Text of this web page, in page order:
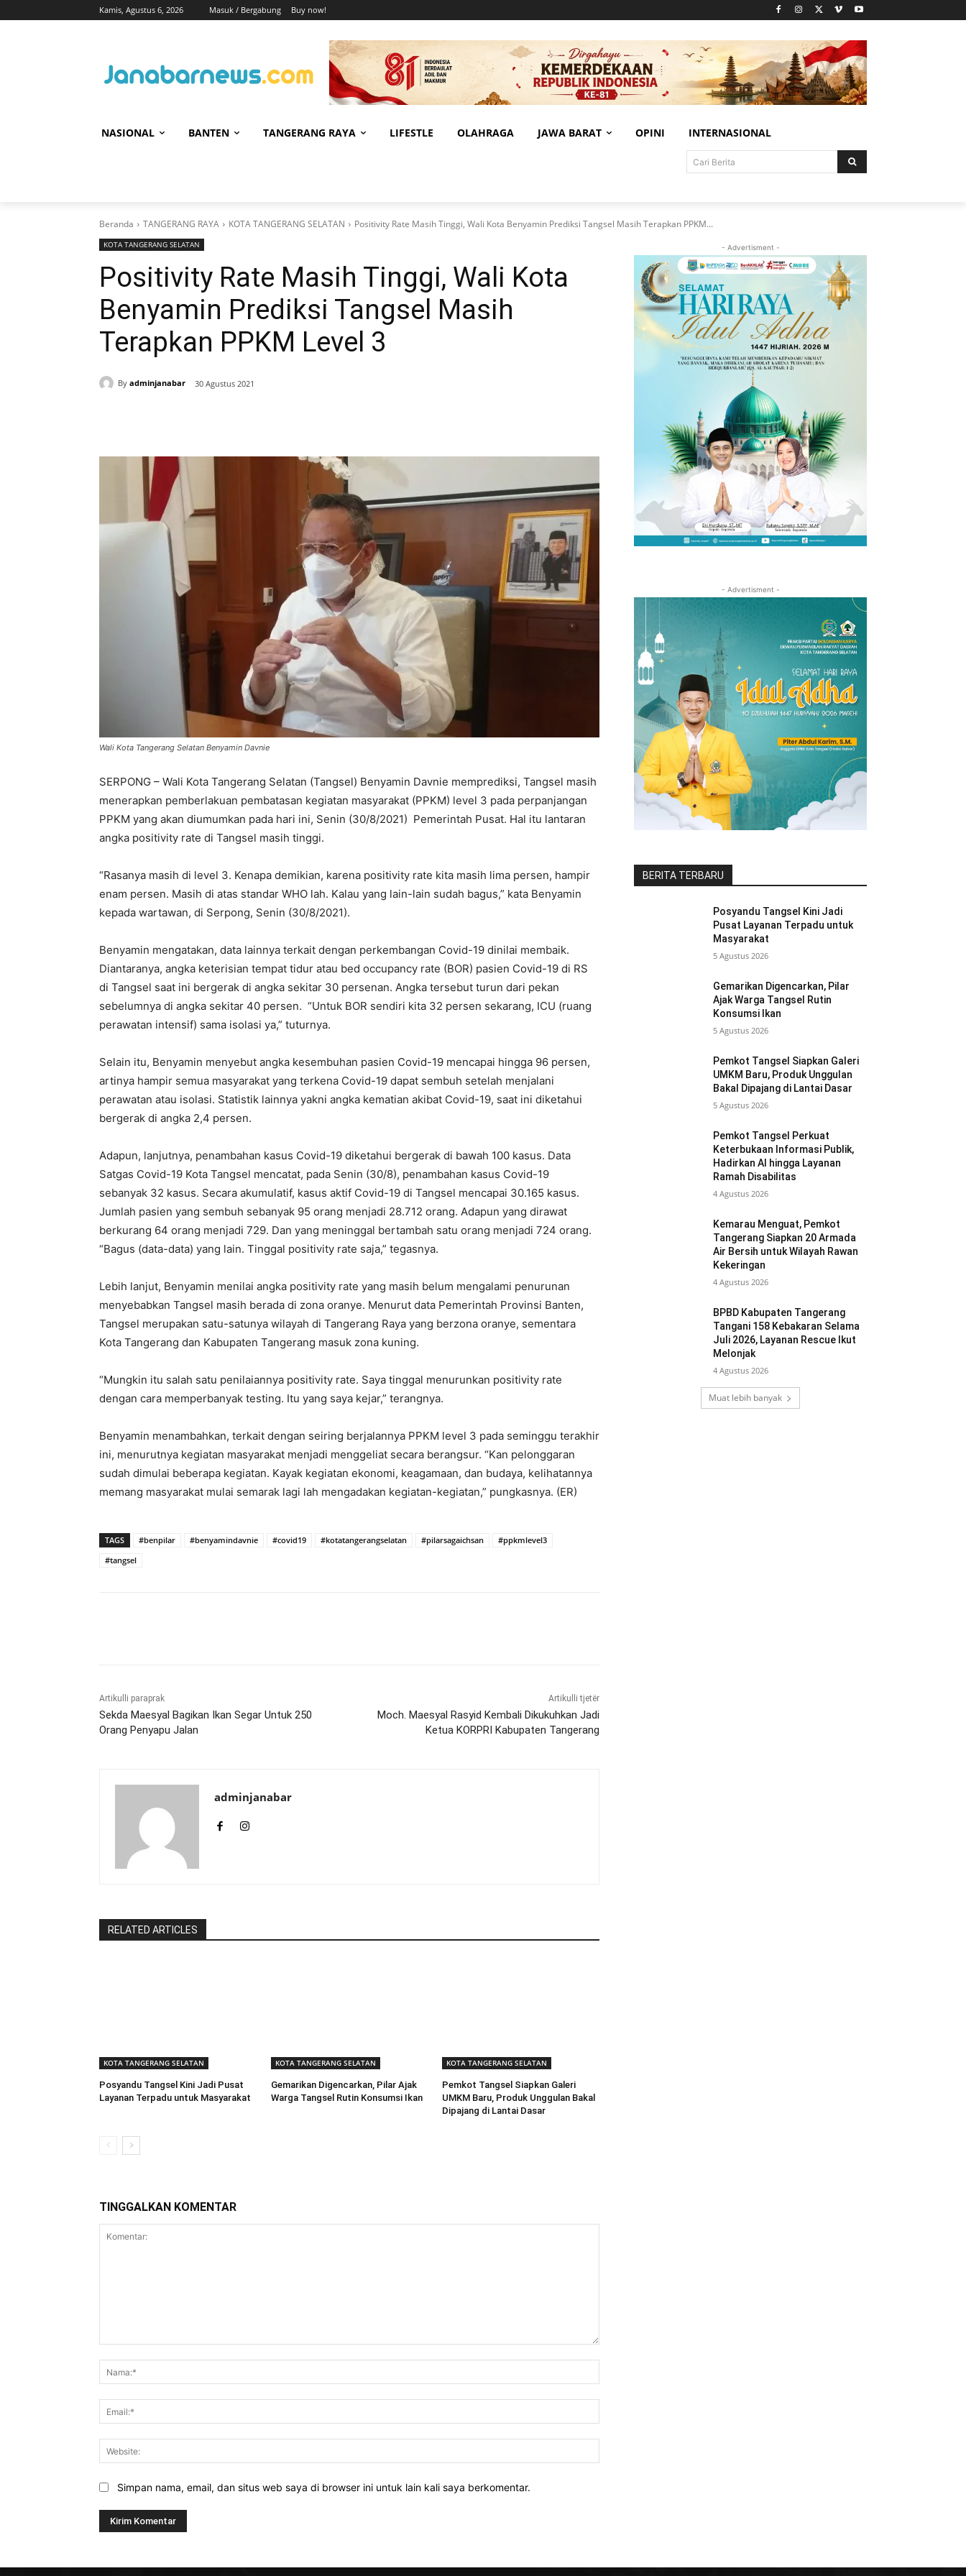
Kamis, Agustus 6, 2026 Masuk / Bergabung Buy now!
NASIONAL BANTEN TANGERANG RAYA LIFESTLE OLAHRAGA JAWA BARAT OPINI INTERNASIONAL
Cari Berita
Beranda TANGERANG RAYA KOTA TANGERANG SELATAN Positivity Rate Masih Tinggi, Wali Kota Benyamin Prediksi Tangsel Masih Terapkan PPKM...
KOTA TANGERANG SELATAN
Positivity Rate Masih Tinggi, Wali Kota
Benyamin Prediksi Tangsel Masih
Terapkan PPKM Level 3
By adminjanabar 30 Agustus 2021
Wali Kota Tangerang Selatan Benyamin Davnie
SERPONG – Wali Kota Tangerang Selatan (Tangsel) Benyamin Davnie memprediksi, Tangsel masih
menerapkan pemberlakuan pembatasan kegiatan masyarakat (PPKM) level 3 pada perpanjangan
PPKM yang akan diumumkan pada hari ini, Senin (30/8/2021) Pemerintah Pusat. Hal itu lantaran
angka positivity rate di Tangsel masih tinggi.
“Rasanya masih di level 3. Kenapa demikian, karena positivity rate kita masih lima persen, hampir
enam persen. Masih di atas standar WHO lah. Kalau yang lain-lain sudah bagus,” kata Benyamin
kepada wartawan, di Serpong, Senin (30/8/2021).
Benyamin mengatakan, data lainnya terkait dengan perkembangan Covid-19 dinilai membaik.
Diantaranya, angka keterisian tempat tidur atau bed occupancy rate (BOR) pasien Covid-19 di RS
di Tangsel saat ini bergerak di angka sekitar 30 persenan. Angka tersebut turun dari pekan
sebelumnya di angka sekitar 40 persen. “Untuk BOR sendiri kita 32 persen sekarang, ICU (ruang
perawatan intensif) sama isolasi ya,” tuturnya.
Selain itu, Benyamin menyebut angka kesembuhan pasien Covid-19 mencapai hingga 96 persen,
artinya hampir semua masyarakat yang terkena Covid-19 dapat sembuh setelah menjalani
perawatan atau isolasi. Statistik lainnya yakni angka kematian akibat Covid-19, saat ini diketahui
bergerak di angka 2,4 persen.
Adapun, lanjutnya, penambahan kasus Covid-19 diketahui bergerak di bawah 100 kasus. Data
Satgas Covid-19 Kota Tangsel mencatat, pada Senin (30/8), penambahan kasus Covid-19
sebanyak 32 kasus. Secara akumulatif, kasus aktif Covid-19 di Tangsel mencapai 30.165 kasus.
Jumlah pasien yang sembuh sebanyak 95 orang menjadi 28.712 orang. Adapun yang dirawat
berkurang 64 orang menjadi 729. Dan yang meninggal bertambah satu orang menjadi 724 orang.
“Bagus (data-data) yang lain. Tinggal positivity rate saja,” tegasnya.
Lebih lanjut, Benyamin menilai angka positivity rate yang masih belum mengalami penurunan
menyebabkan Tangsel masih berada di zona oranye. Menurut data Pemerintah Provinsi Banten,
Tangsel merupakan satu-satunya wilayah di Tangerang Raya yang berzona oranye, sementara
Kota Tangerang dan Kabupaten Tangerang masuk zona kuning.
“Mungkin itu salah satu penilaiannya positivity rate. Saya tinggal menurunkan positivity rate
dengan cara memperbanyak testing. Itu yang saya kejar,” terangnya.
Benyamin menambahkan, terkait dengan seiring berjalannya PPKM level 3 pada seminggu terakhir
ini, menurutnya kegiatan masyarakat menjadi menggeliat secara berangsur. “Kan pelonggaran
sudah dimulai beberapa kegiatan. Kayak kegiatan ekonomi, keagamaan, dan budaya, kelihatannya
memang masyarakat mulai semarak lagi lah mengadakan kegiatan-kegiatan,” pungkasnya. (ER)
TAGS #benpilar #benyamindavnie #covid19 #kotatangerangselatan #pilarsagaichsan
#ppkmlevel3
#tangsel
Artikulli paraprak
Sekda Maesyal Bagikan Ikan Segar Untuk 250
Orang Penyapu Jalan
Artikulli tjetër
Moch. Maesyal Rasyid Kembali Dikukuhkan Jadi
Ketua KORPRI Kabupaten Tangerang
adminjanabar
RELATED ARTICLES
KOTA TANGERANG SELATAN
Posyandu Tangsel Kini Jadi Pusat
Layanan Terpadu untuk Masyarakat
KOTA TANGERANG SELATAN
Gemarikan Digencarkan, Pilar Ajak
Warga Tangsel Rutin Konsumsi Ikan
KOTA TANGERANG SELATAN
Pemkot Tangsel Siapkan Galeri
UMKM Baru, Produk Unggulan Bakal
Dipajang di Lantai Dasar
TINGGALKAN KOMENTAR
Simpan nama, email, dan situs web saya di browser ini untuk lain kali saya berkomentar.
- Advertisment -
- Advertisment -
BERITA TERBARU
Posyandu Tangsel Kini Jadi
Pusat Layanan Terpadu untuk
Masyarakat
5 Agustus 2026
Gemarikan Digencarkan, Pilar
Ajak Warga Tangsel Rutin
Konsumsi Ikan
5 Agustus 2026
Pemkot Tangsel Siapkan Galeri
UMKM Baru, Produk Unggulan
Bakal Dipajang di Lantai Dasar
5 Agustus 2026
Pemkot Tangsel Perkuat
Keterbukaan Informasi Publik,
Hadirkan AI hingga Layanan
Ramah Disabilitas
4 Agustus 2026
Kemarau Menguat, Pemkot
Tangerang Siapkan 20 Armada
Air Bersih untuk Wilayah Rawan
Kekeringan
4 Agustus 2026
BPBD Kabupaten Tangerang
Tangani 158 Kebakaran Selama
Juli 2026, Layanan Rescue Ikut
Melonjak
4 Agustus 2026
Muat lebih banyak